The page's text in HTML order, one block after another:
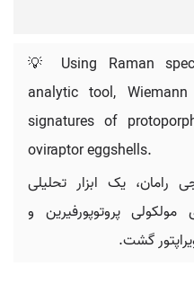
💡 Using Raman
analytic tool,
signatures of
oviraptor eggshells.
رامان، یک ابزار تحلیلی
پروتوپورفیرین و
گشت.